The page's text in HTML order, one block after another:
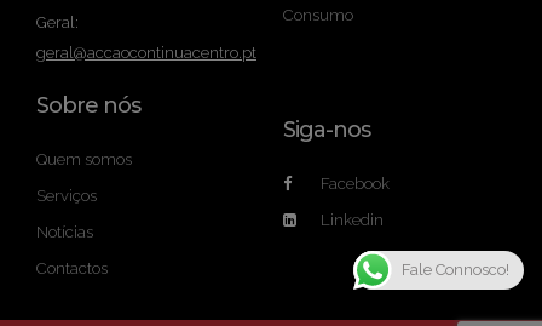
Geral:
geral@accaocontinuacentro.pt
Consumo
Sobre nós
Quem somos
Serviços
Notícias
Contactos
Siga-nos
Facebook
Linkedin
Fale Connosco!